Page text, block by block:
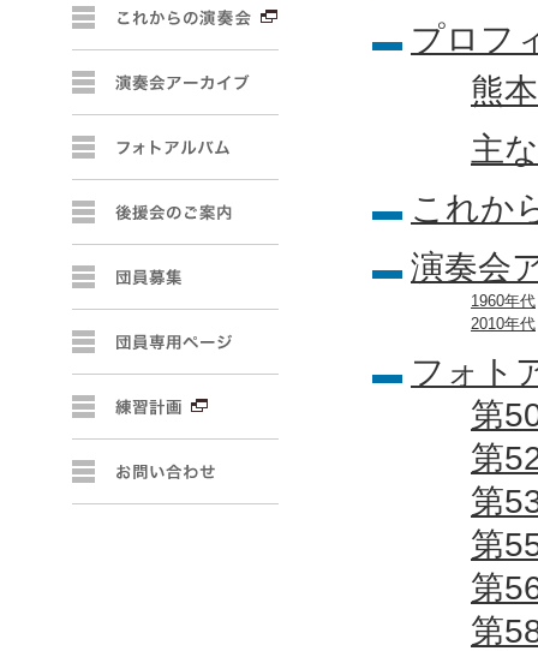
プロフ
熊
主
これか
演奏会
1960年代
2010年代
フォト
第
第
第
第
第
第